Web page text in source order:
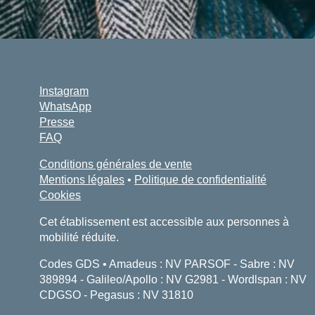
Instagram
WhatsApp
Presse
FAQ
Conditions générales de vente
Mentions légales • Politique de confidentialité
Cookies
Cet établissement est accessible aux personnes à
mobilité réduite.
Codes GDS • Amadeus : NV PARSOF - Sabre : NV
389894 - Galileo/Apollo : NV G2981 - Wordlspan : NV
CDGSO - Pegasus : NV 31810